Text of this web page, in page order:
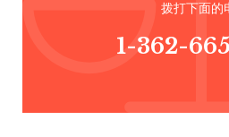
拨打下面的
1-362-